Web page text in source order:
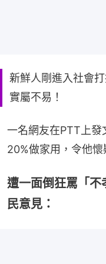
新鮮人剛進入社會
實屬不易！
一名網友在PTT上發
20%做家用，令他懷
遭一面倒狂罵「
民意見：